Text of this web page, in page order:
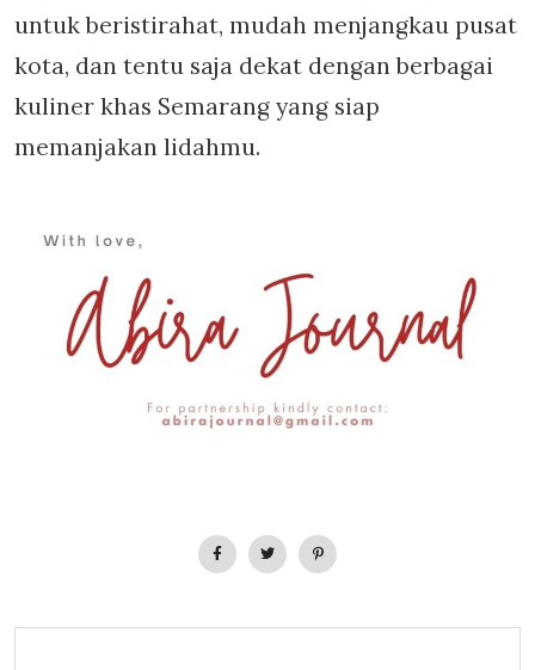
untuk beristirahat, mudah menjangkau pusat
kota, dan tentu saja dekat dengan berbagai
kuliner khas Semarang yang siap
memanjakan lidahmu.